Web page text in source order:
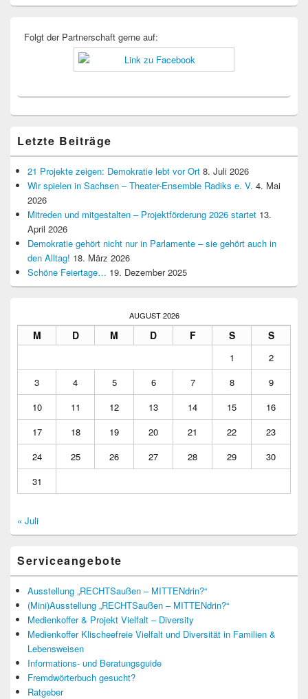
Folgt der Partnerschaft gerne auf:
Letzte Beiträge
21 Projekte zeigen: Demokratie lebt vor Ort 8. Juli 2026
Wir spielen in Sachsen – Theater-Ensemble Radiks e. V. 4. Mai
2026
Mitreden und mitgestalten – Projektförderung 2026 startet 13.
April 2026
Demokratie gehört nicht nur in Parlamente – sie gehört auch in
den Alltag! 18. März 2026
Schöne Feiertage… 19. Dezember 2025
AUGUST 2026
M D M D F S S
1
2
3
4 5 6 7 8
9
10
11 12 13 14 15
16
17
18 19 20 21 22
23
24
25 26 27 28 29
30
31
« Juli
Serviceangebote
Ausstellung „RECHTSaußen – MITTENdrin?“
(Mini)Ausstellung „RECHTSaußen – MITTENdrin?“
Medienkoffer & Projekt Vielfalt – Diversity
Medienkoffer Klischeefreie Vielfalt und Diversität in Familien &
Lebensweisen
Informations- und Beratungsguide
Fremdwörterbuch gesucht?
Ratgeber